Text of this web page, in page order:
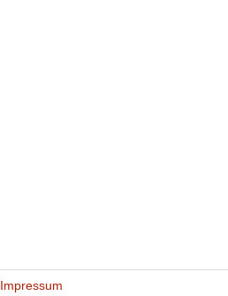
Impressum